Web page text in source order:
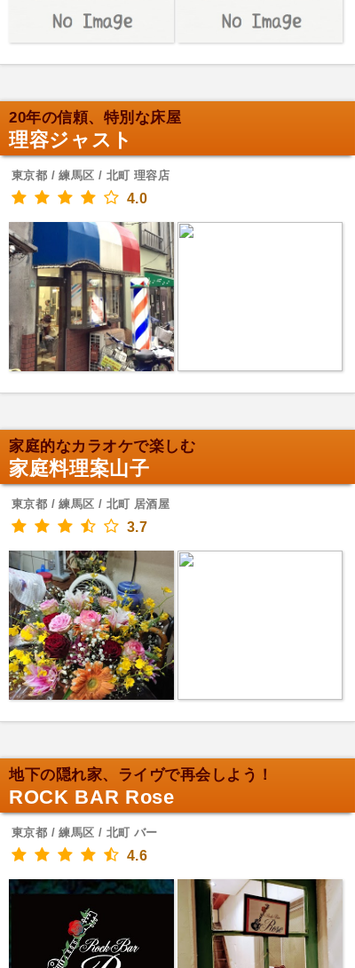
20年の信頼、特別な床屋
理容ジャスト
東京都 / 練馬区 / 北町 理容店
4.0
家庭的なカラオケで楽しむ
家庭料理案山子
東京都 / 練馬区 / 北町 居酒屋
3.7
地下の隠れ家、ライヴで再会しよう！
ROCK BAR Rose
東京都 / 練馬区 / 北町 バー
4.6